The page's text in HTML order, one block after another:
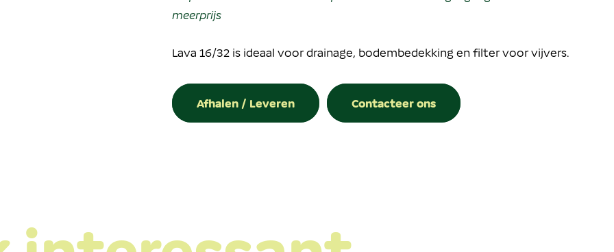
meerprijs
Lava 16/32 is ideaal voor drainage, bodembedekking en filter voor vijvers.
Afhalen / Leveren Contacteer ons